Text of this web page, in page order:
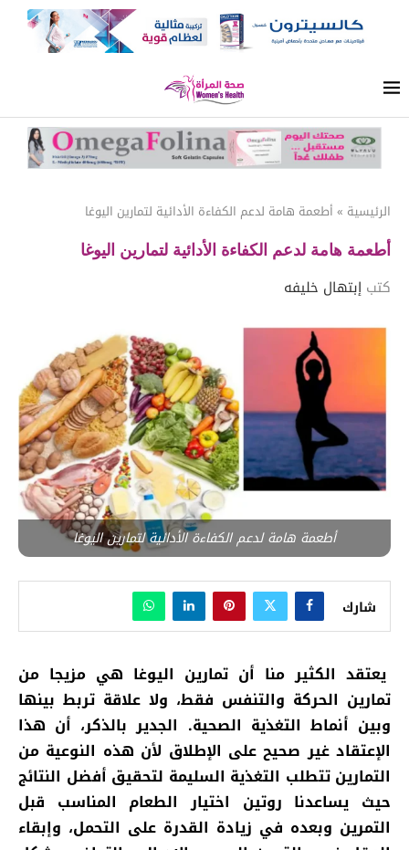
الرئيسية » أطعمة هامة لدعم الكفاءة الأدائية لتمارين اليوغا
أطعمة هامة لدعم الكفاءة الأدائية لتمارين اليوغا
كتب إبتهال خليفه
أطعمة هامة لدعم الكفاءة الأدائية لتمارين اليوغا
شارك
يعتقد الكثير منا أن تمارين اليوغا هي مزيجا من
تمارين الحركة والتنفس فقط، ولا علاقة تربط بينها
وبين أنماط التغذية الصحية. الجدير بالذكر، أن هذا
الإعتقاد غير صحيح على الإطلاق لأن هذه النوعية من
التمارين تتطلب التغذية السليمة لتحقيق أفضل النتائج
حيث يساعدنا روتين اختيار الطعام المناسب قبل
التمرين وبعده في زيادة القدرة على التحمل، وإبقاء